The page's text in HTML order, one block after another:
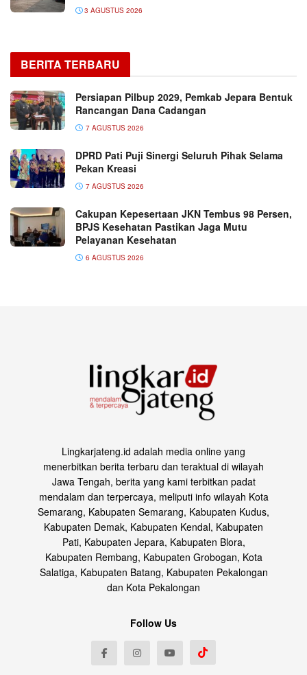
3 AGUSTUS 2026
BERITA TERBARU
Persiapan Pilbup 2029, Pemkab Jepara Bentuk
Rancangan Dana Cadangan
7 AGUSTUS 2026
DPRD Pati Puji Sinergi Seluruh Pihak Selama
Pekan Kreasi
7 AGUSTUS 2026
Cakupan Kepesertaan JKN Tembus 98 Persen,
BPJS Kesehatan Pastikan Jaga Mutu
Pelayanan Kesehatan
6 AGUSTUS 2026
Lingkarjateng.id adalah media online yang
menerbitkan berita terbaru dan teraktual di wilayah
Jawa Tengah, berita yang kami terbitkan padat
mendalam dan terpercaya, meliputi info wilayah Kota
Semarang, Kabupaten Semarang, Kabupaten Kudus,
Kabupaten Demak, Kabupaten Kendal, Kabupaten
Pati, Kabupaten Jepara, Kabupaten Blora,
Kabupaten Rembang, Kabupaten Grobogan, Kota
Salatiga, Kabupaten Batang, Kabupaten Pekalongan
dan Kota Pekalongan
Follow Us